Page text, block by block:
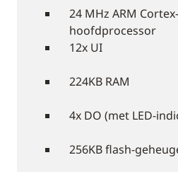
24 MHz ARM
hoofdprocessor
12x UI
224KB RAM
4x DO (met LED-
256KB flash-